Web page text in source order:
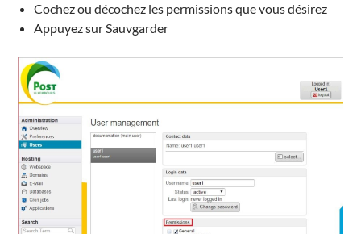
Cochez ou décochez les permissions que vous désirez
Appuyez sur Sauvgarder